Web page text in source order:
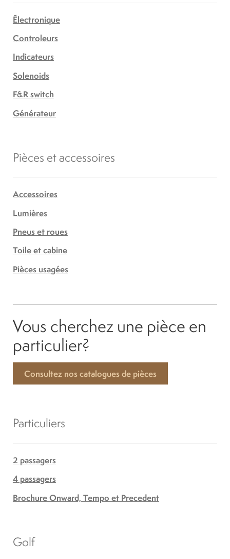
Électronique
Controleurs
Indicateurs
Solenoids
F&R switch
Générateur
Pièces et accessoires
Accessoires
Lumières
Pneus et roues
Toile et cabine
Pièces usagées
Vous cherchez une pièce en
particulier?
Consultez nos catalogues de pièces
Particuliers
2 passagers
4 passagers
Brochure Onward, Tempo et Precedent
Golf